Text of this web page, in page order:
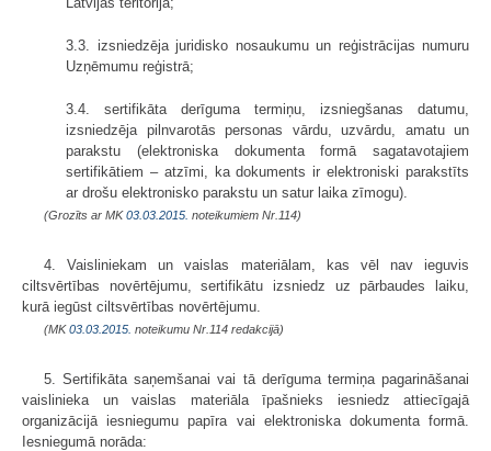
3.3. izsniedzēja juridisko nosaukumu un reģistrācijas numuru
Uzņēmumu reģistrā;
3.4. sertifikāta derīguma termiņu, izsniegšanas datumu,
izsniedzēja pilnvarotās personas vārdu, uzvārdu, amatu un
parakstu (elektroniska dokumenta formā sagatavotajiem
sertifikātiem – atzīmi, ka dokuments ir elektroniski parakstīts
ar drošu elektronisko parakstu un satur laika zīmogu).
(Grozīts ar MK03.03.2015. noteikumiem Nr.114)
4. Vaisliniekam un vaislas materiālam, kas vēl nav ieguvis
ciltsvērtības novērtējumu, sertifikātu izsniedz uz pārbaudes laiku,
kurā iegūst ciltsvērtības novērtējumu.
(MK03.03.2015. noteikumu Nr.114 redakcijā)
5. Sertifikāta saņemšanai vai tā derīguma termiņa pagarināšanai
vaislinieka un vaislas materiāla īpašnieks iesniedz attiecīgajā
organizācijā iesniegumu papīra vai elektroniska dokumenta formā.
Iesniegumā norāda: